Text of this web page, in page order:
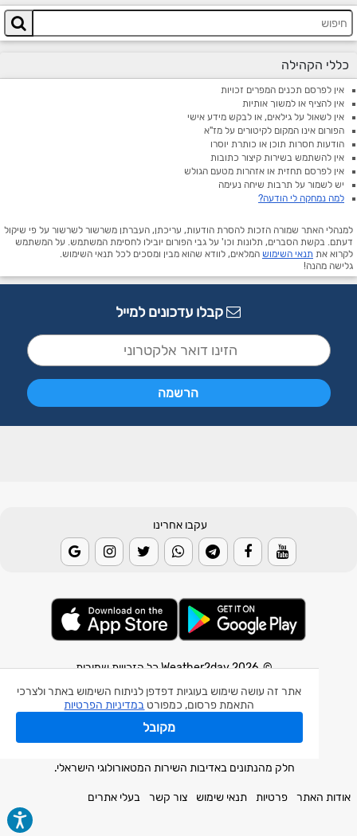
אתר זה עושה שימוש בעוגיות דפדפן לניתוח השימוש באתר ולצרכי
התאמת פרסום, כמפורט במדיניות הפרטיות
מקובל
כללי הקהילה
אין לפרסם תכנים המפרים זכויות
אין להציף או למשוך אותיות
אין לשאול על גילאים, או לבקש מידע אישי
הפורום אינו המקום לקיטורים על מז"א
הודעות חסרות תוכן או כותרת יוסרו
אין להשתמש בשירות קיצור כתובות
אין לפרסם תחזית או אזהרות מטעם הגולש
יש לשמור על תרבות שיחה נעימה
למה נמחקה לי הודעה?
למנהלי האתר שמורה הזכות להסרת הודעות, עריכתן, העברתן משרשור לשרשור על פי שיקול
דעתם. בקשת הסברים, תלונות וכו' על גבי הפורום יובילו לחסימת המשתמש. על המשתמש
לקרוא את תנאי השימוש המלאים, לוודא שהוא מבין ומסכים לכל תנאי השימוש.
גלישה מהנה!
קבלו עדכונים למייל
עקבו אחרינו
© 2026 Weather2day כל הזכויות שמורות
אפליקצית מזג אוויר
אפליקצית מכ"ם גשם
חלק מהנתונים באדיבות השירות המטאורולוגי הישראלי.
אודות האתר פרטיות תנאי שימוש צור קשר בעלי אתרים